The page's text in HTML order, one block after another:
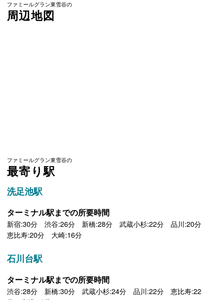
ファミールグラン東雪谷の
周辺地図
ファミールグラン東雪谷の
最寄り駅
洗足池駅
ターミナル駅までの所要時間
新宿:30分 渋谷:26分 新橋:28分 武蔵小杉:22分 品川:20分
恵比寿:20分 大崎:16分
石川台駅
ターミナル駅までの所要時間
渋谷:28分 新橋:30分 武蔵小杉:24分 品川:22分 恵比寿:22